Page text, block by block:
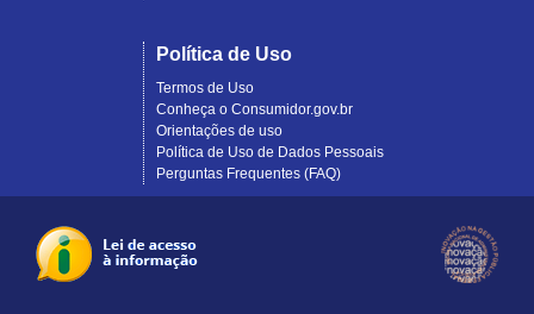
Política de Uso
Termos de Uso
Conheça o Consumidor.gov.br
Orientações de uso
Política de Uso de Dados Pessoais
Perguntas Frequentes (FAQ)